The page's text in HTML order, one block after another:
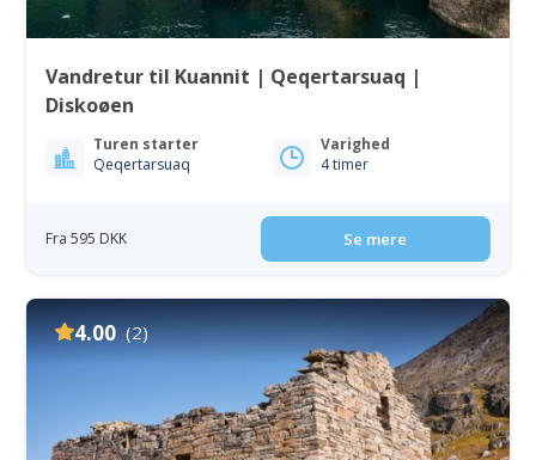
Vandretur til Kuannit | Qeqertarsuaq |
Diskoøen
Turen starter
Qeqertarsuaq
Varighed
4 timer
Fra 595 DKK Se mere
4.00 (2)